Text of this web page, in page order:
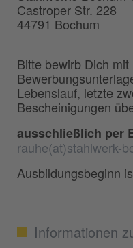
Castroper Str. 228
44791 Bochum
Bitte bewirb Dich
Lebenslauf, letzte
Bescheinigungen
ausschließlich per
rauhe(at)stahlwerk-
Ausbildungsbeginn
Informationen